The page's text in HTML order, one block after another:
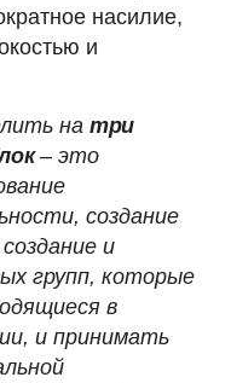
насилие,
и
на три
– это
создание
и
групп, которые
в
и принимать